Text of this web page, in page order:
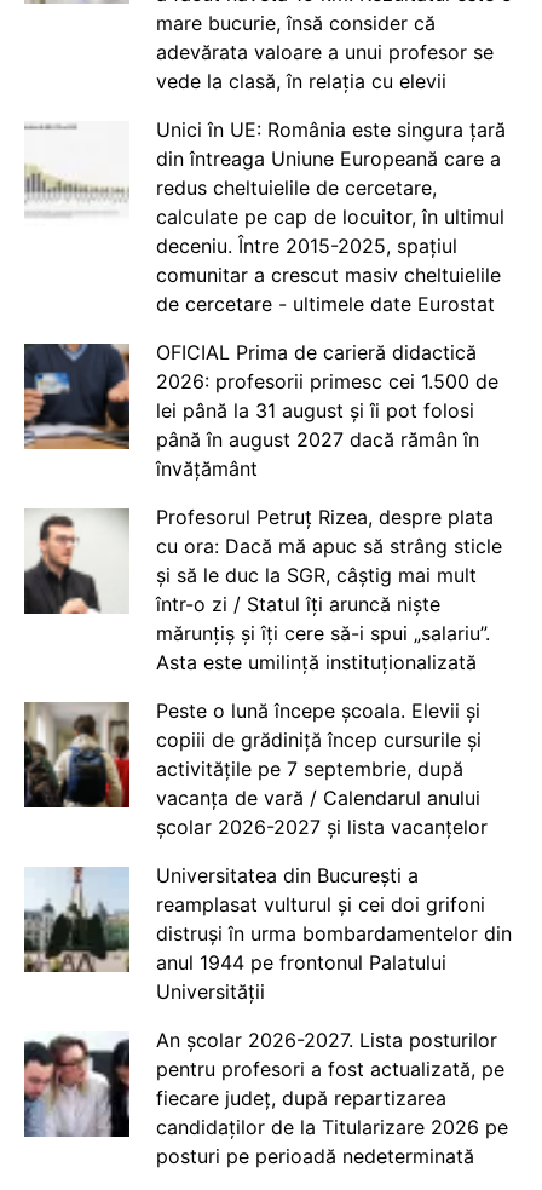
mare bucurie, însă consider că
adevărata valoare a unui profesor se
vede la clasă, în relația cu elevii
Unici în UE: România este singura țară
din întreaga Uniune Europeană care a
redus cheltuielile de cercetare,
calculate pe cap de locuitor, în ultimul
deceniu. Între 2015-2025, spațiul
comunitar a crescut masiv cheltuielile
de cercetare - ultimele date Eurostat
OFICIAL Prima de carieră didactică
2026: profesorii primesc cei 1.500 de
lei până la 31 august și îi pot folosi
până în august 2027 dacă rămân în
învățământ
Profesorul Petruț Rizea, despre plata
cu ora: Dacă mă apuc să strâng sticle
și să le duc la SGR, câștig mai mult
într-o zi / Statul îți aruncă niște
mărunțiș și îți cere să-i spui „salariu”.
Asta este umilință instituționalizată
Peste o lună începe școala. Elevii și
copiii de grădiniță încep cursurile și
activitățile pe 7 septembrie, după
vacanța de vară / Calendarul anului
școlar 2026-2027 și lista vacanțelor
Universitatea din București a
reamplasat vulturul și cei doi grifoni
distruși în urma bombardamentelor din
anul 1944 pe frontonul Palatului
Universității
An școlar 2026-2027. Lista posturilor
pentru profesori a fost actualizată, pe
fiecare județ, după repartizarea
candidaților de la Titularizare 2026 pe
posturi pe perioadă nedeterminată